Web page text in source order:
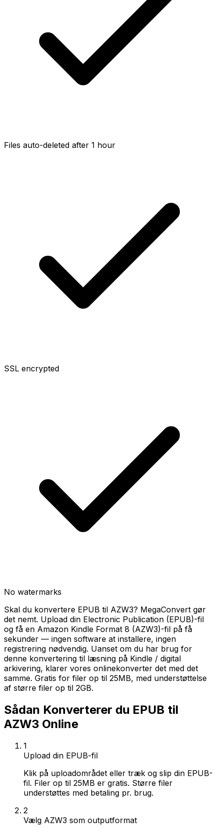
Files auto-deleted after 1 hour
SSL encrypted
No watermarks
Skal du konvertere EPUB til AZW3? MegaConvert gør
det nemt. Upload din Electronic Publication (EPUB)-fil
og få en Amazon Kindle Format 8 (AZW3)-fil på få
sekunder — ingen software at installere, ingen
registrering nødvendig. Uanset om du har brug for
denne konvertering til læsning på Kindle / digital
arkivering, klarer vores onlinekonverter det med det
samme. Gratis for filer op til 25MB, med understøttelse
af større filer op til 2GB.
Sådan Konverterer du EPUB til
AZW3 Online
1
Upload din EPUB-fil
Klik på uploadområdet eller træk og slip din EPUB-
fil. Filer op til 25MB er gratis. Større filer
understøttes med betaling pr. brug.
2
Vælg AZW3 som outputformat